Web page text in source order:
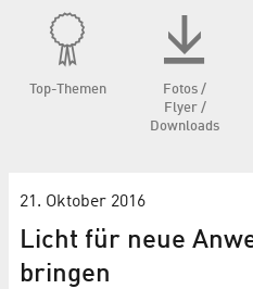
Top-Themen
Fotos /
Flyer /
Downloads
21. Oktober 2016
Licht für neue
bringen